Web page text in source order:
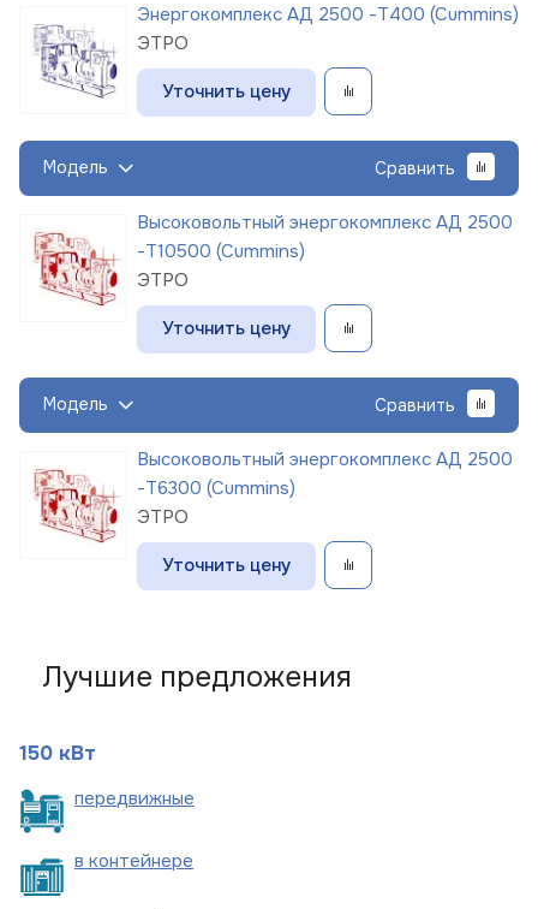
Энергокомплекс АД 2500 -Т400 (Cummins)
ЭТРО
Уточнить цену
Модель Сравнить
Высоковольтный энергокомплекс АД 2500
-Т10500 (Cummins)
ЭТРО
Уточнить цену
Модель Сравнить
Высоковольтный энергокомплекс АД 2500
-Т6300 (Cummins)
ЭТРО
Уточнить цену
Лучшие предложения
150 кВт
передвижные
в контейнере